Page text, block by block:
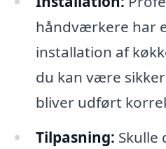
håndværkere har
installation af
du kan være
bliver udført
Tilpasning: Skulle